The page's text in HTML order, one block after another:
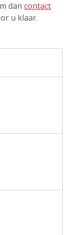
dan contact
u klaar.